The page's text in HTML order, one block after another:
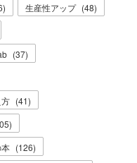
) 生産性アップ (48)
(37)
(41)
)
(126)